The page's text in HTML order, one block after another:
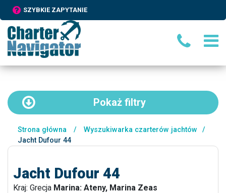
SZYBKIE ZAPYTANIE
Pokaż filtry
Strona główna / Wyszukiwarka czarterów jachtów
/
Jacht Dufour 44
Jacht Dufour 44
Kraj: Grecja Marina: Ateny, Marina Zeas